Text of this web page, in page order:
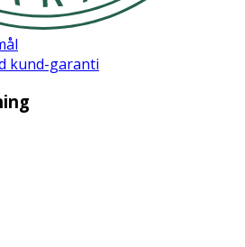
kund-garanti